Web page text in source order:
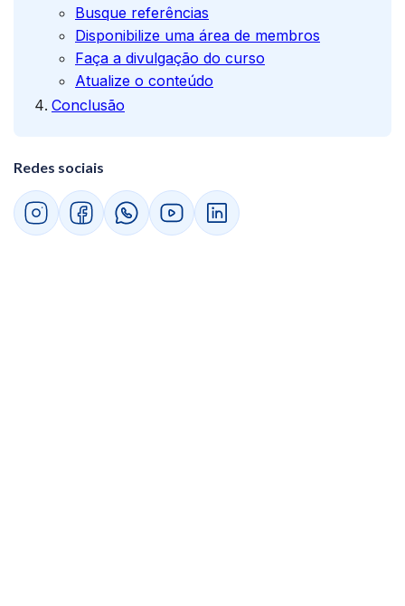
Busque referências
Disponibilize uma área de membros
Faça a divulgação do curso
Atualize o conteúdo
Conclusão
Redes sociais